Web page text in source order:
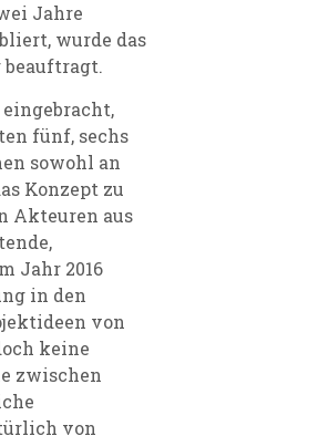
Jahre
wurde das
fünf, sechs
sowohl an
Konzept zu
Akteuren aus
Jahr 2016
in den
von
keine
zwischen
von